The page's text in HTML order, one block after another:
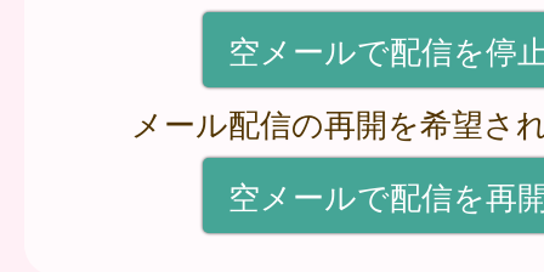
空メールで配信を停
メール配信の再開を希望さ
空メールで配信を再